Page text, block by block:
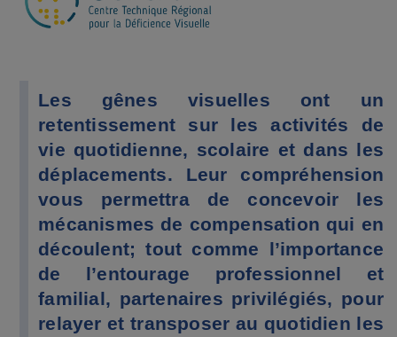
Les gênes visuelles ont un
retentissement sur les activités de
vie quotidienne, scolaire et dans les
déplacements. Leur compréhension
vous permettra de concevoir les
mécanismes de compensation qui en
découlent; tout comme l’importance
de l’entourage professionnel et
familial, partenaires privilégiés, pour
relayer et transposer au quotidien les